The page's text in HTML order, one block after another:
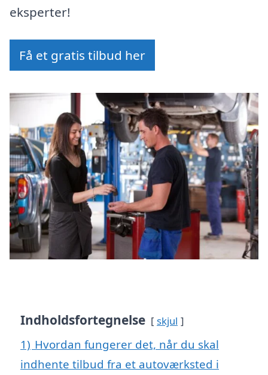
eksperter!
Få et gratis tilbud her
Indholdsfortegnelse skjul
1) Hvordan fungerer det, når du skal
indhente tilbud fra et autoværksted i